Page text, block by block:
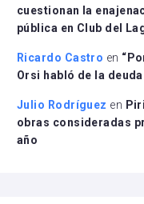
cuestionan la
pública en Club del
Ricardo Castro en
Orsi habló de la
Julio Rodríguez en
obras consideradas
año